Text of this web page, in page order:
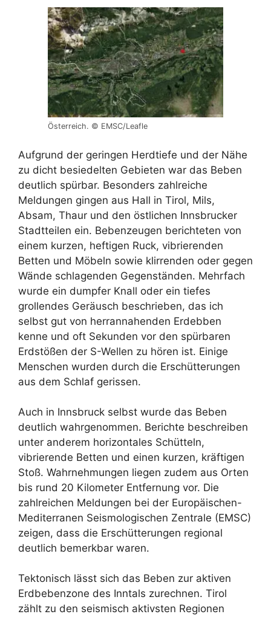
Österreich. © EMSC/Leafle
Aufgrund der geringen Herdtiefe und der Nähe
zu dicht besiedelten Gebieten war das Beben
deutlich spürbar. Besonders zahlreiche
Meldungen gingen aus Hall in Tirol, Mils,
Absam, Thaur und den östlichen Innsbrucker
Stadtteilen ein. Bebenzeugen berichteten von
einem kurzen, heftigen Ruck, vibrierenden
Betten und Möbeln sowie klirrenden oder gegen
Wände schlagenden Gegenständen. Mehrfach
wurde ein dumpfer Knall oder ein tiefes
grollendes Geräusch beschrieben, das ich
selbst gut von herrannahenden Erdebben
kenne und oft Sekunden vor den spürbaren
Erdstößen der S-Wellen zu hören ist. Einige
Menschen wurden durch die Erschütterungen
aus dem Schlaf gerissen.
Auch in Innsbruck selbst wurde das Beben
deutlich wahrgenommen. Berichte beschreiben
unter anderem horizontales Schütteln,
vibrierende Betten und einen kurzen, kräftigen
Stoß. Wahrnehmungen liegen zudem aus Orten
bis rund 20 Kilometer Entfernung vor. Die
zahlreichen Meldungen bei der Europäischen-
Mediterranen Seismologischen Zentrale (EMSC)
zeigen, dass die Erschütterungen regional
deutlich bemerkbar waren.
Tektonisch lässt sich das Beben zur aktiven
Erdbebenzone des Inntals zurechnen. Tirol
zählt zu den seismisch aktivsten Regionen